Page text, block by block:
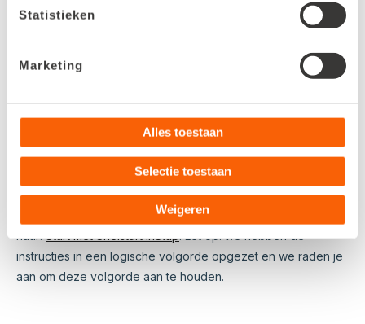
Statistieken
Marketing
Alles toestaan
Selectie toestaan
Weigeren
check.
De klant is opgeslagen in je digitale adresboek en jij kunt
Wil je al graag verder met de volgende instructie? Ga dan
naar: Start met Snelstart inStap. Let op: we hebben de
instructies in een logische volgorde opgezet en we raden je
aan om deze volgorde aan te houden.